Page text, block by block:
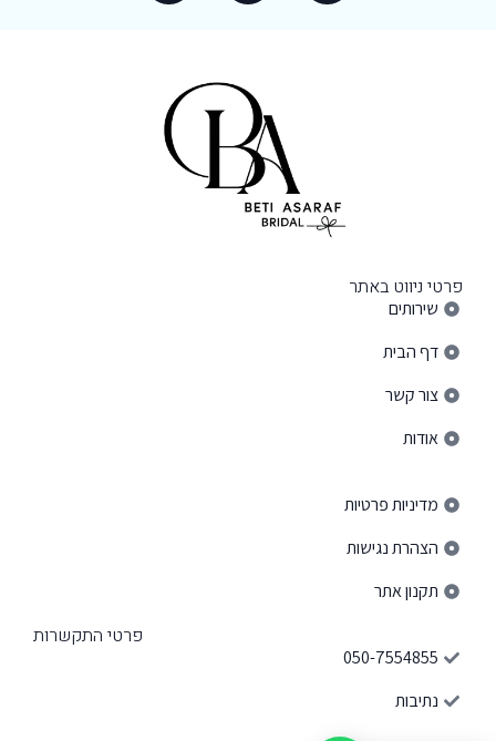
פרטי ניווט באתר
שירותים
דף הבית
צור קשר
אודות
מדיניות פרטיות
הצהרת נגישות
תקנון אתר
פרטי התקשרות
050-7554855
נתיבות